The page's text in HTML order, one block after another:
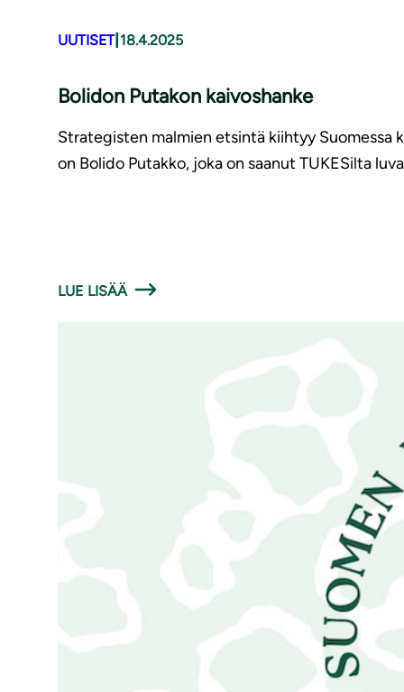
UUTISET| 18.4.2025
Bolidon Putakon kaivoshanke
Strategisten malmien etsintä kiihtyy Suomessa
on Bolido Putakko, joka on saanut TUKESilta
LUE LISÄÄ